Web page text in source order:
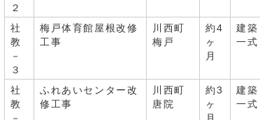
２
社
教
－
３
梅戸体育館屋根改修
工事
川西町
梅戸
約4
ヶ
月
建築
一式
社
教
ふれあいセンター改
修工事
川西町
唐院
約3
ヶ
建築
一式